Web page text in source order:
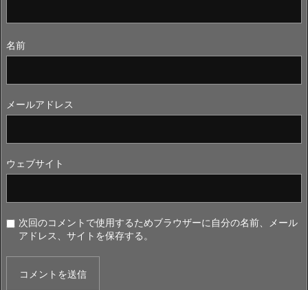
名前
メールアドレス
ウェブサイト
次回のコメントで使用するためブラウザーに自分の名前、メール
アドレス、サイトを保存する。